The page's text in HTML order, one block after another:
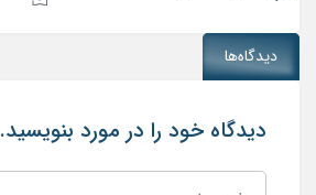
دیدگاه‌ها
دیدگاه خود را در مورد بنویسید.